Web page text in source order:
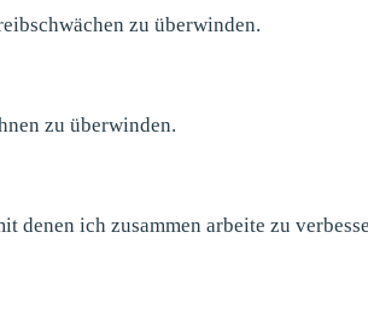
zu überwinden.
zu überwinden.
ich zusammen arbeite zu